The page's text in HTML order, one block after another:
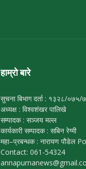
हाम्रो बारे
सुचना बिभाग दर्ता : १३२८/०७५/
अध्यक्ष : विश्वशंखर पालिखे
सम्पादक : सञ्जय मल्ल
कार्यकारी सम्पादक : सबिन रेग्मी
महा–प्रबन्धक : नारायण
Contact: 061-54324